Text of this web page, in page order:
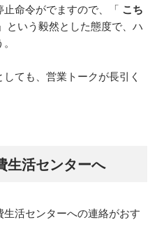
命令がでますので、「 こち
という毅然とした態度で、ハ
ても、営業トークが長引く
生活センターへ
活センターへの連絡がおす